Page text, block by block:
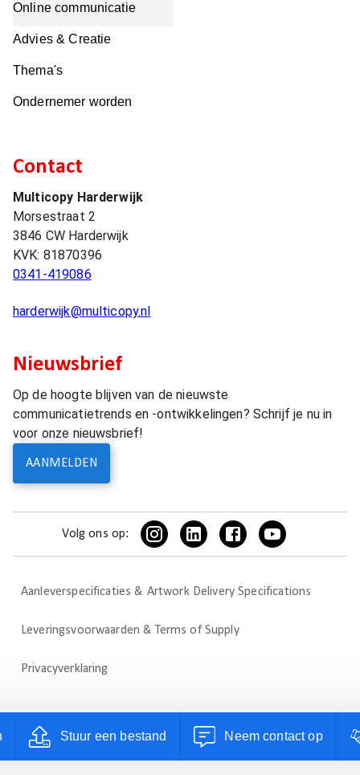
Stuur een bestand Neem contact op
Online communicatie
Advies & Creatie
Thema's
Ondernemer worden
Contact
Multicopy Harderwijk
Morsestraat 2
3846 CW Harderwijk
KVK: 81870396
0341-419086
harderwijk@multicopy.nl
Nieuwsbrief
Op de hoogte blijven van de nieuwste
communicatietrends en -ontwikkelingen? Schrijf je nu in
voor onze nieuwsbrief!
AANMELDEN
Volg ons op:
Aanleverspecificaties & Artwork Delivery Specifications
Leveringsvoorwaarden & Terms of Supply
Privacyverklaring